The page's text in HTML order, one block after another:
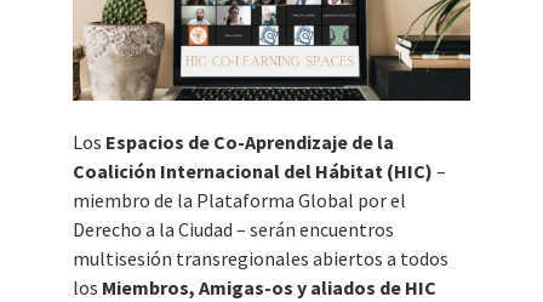
Los Espacios de Co-Aprendizaje de la
Coalición Internacional del Hábitat (HIC) –
miembro de la Plataforma Global por el
Derecho a la Ciudad – serán encuentros
multisesión transregionales abiertos a todos
los Miembros, Amigas-os y aliados de HIC